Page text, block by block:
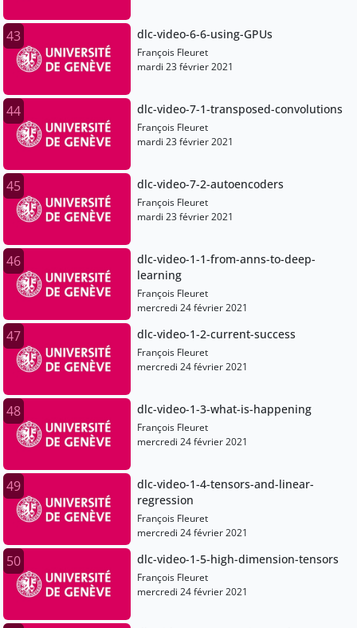
43 dlc-video-6-6-using-GPUs
François Fleuret
mardi 23 février 2021
44 dlc-video-7-1-transposed-convolutions
François Fleuret
mardi 23 février 2021
45 dlc-video-7-2-autoencoders
François Fleuret
mardi 23 février 2021
46
dlc-video-1-1-from-anns-to-deep-
learning
François Fleuret
mercredi 24 février 2021
47 dlc-video-1-2-current-success
François Fleuret
mercredi 24 février 2021
48 dlc-video-1-3-what-is-happening
François Fleuret
mercredi 24 février 2021
49
dlc-video-1-4-tensors-and-linear-
regression
François Fleuret
mercredi 24 février 2021
50 dlc-video-1-5-high-dimension-tensors
François Fleuret
mercredi 24 février 2021